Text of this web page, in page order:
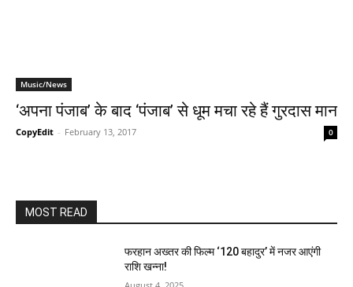
Music/News
‘अपना पंजाब’ के बाद ‘पंजाब’ से धूम मचा रहे हैं गुरदास मान
CopyEdit - February 13, 2017 0
MOST READ
फरहान अख्तर की फिल्म ‘120 बहादुर’ में नजर आएंगी
राशि खन्ना!